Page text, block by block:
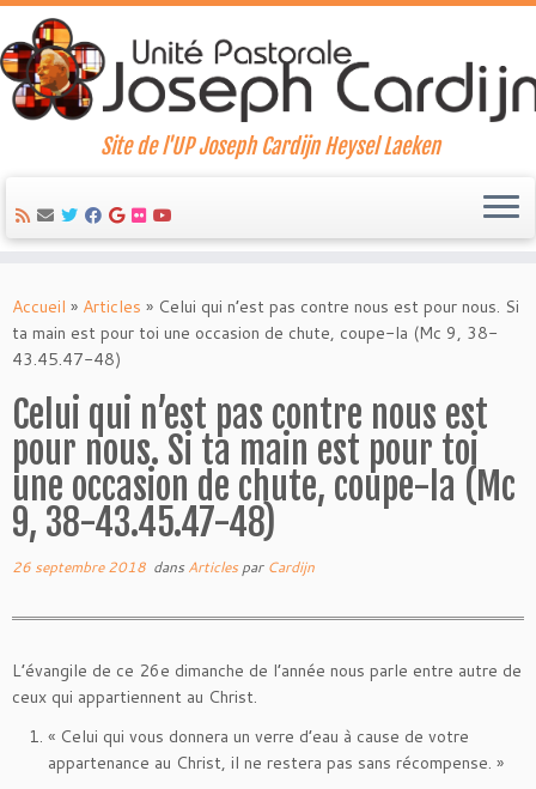
to
content
Site de l'UP Joseph Cardijn Heysel Laeken
Accueil » Articles » Celui qui n’est pas contre nous est pour nous. Si
ta main est pour toi une occasion de chute, coupe-la (Mc 9, 38-
43.45.47-48)
Celui qui n’est pas contre nous est
pour nous. Si ta main est pour toi
une occasion de chute, coupe-la (Mc
9, 38-43.45.47-48)
26 septembre 2018 dans Articles par Cardijn
L’évangile de ce 26e dimanche de l’année nous parle entre autre de
ceux qui appartiennent au Christ.
« Celui qui vous donnera un verre d’eau à cause de votre
appartenance au Christ, il ne restera pas sans récompense. »